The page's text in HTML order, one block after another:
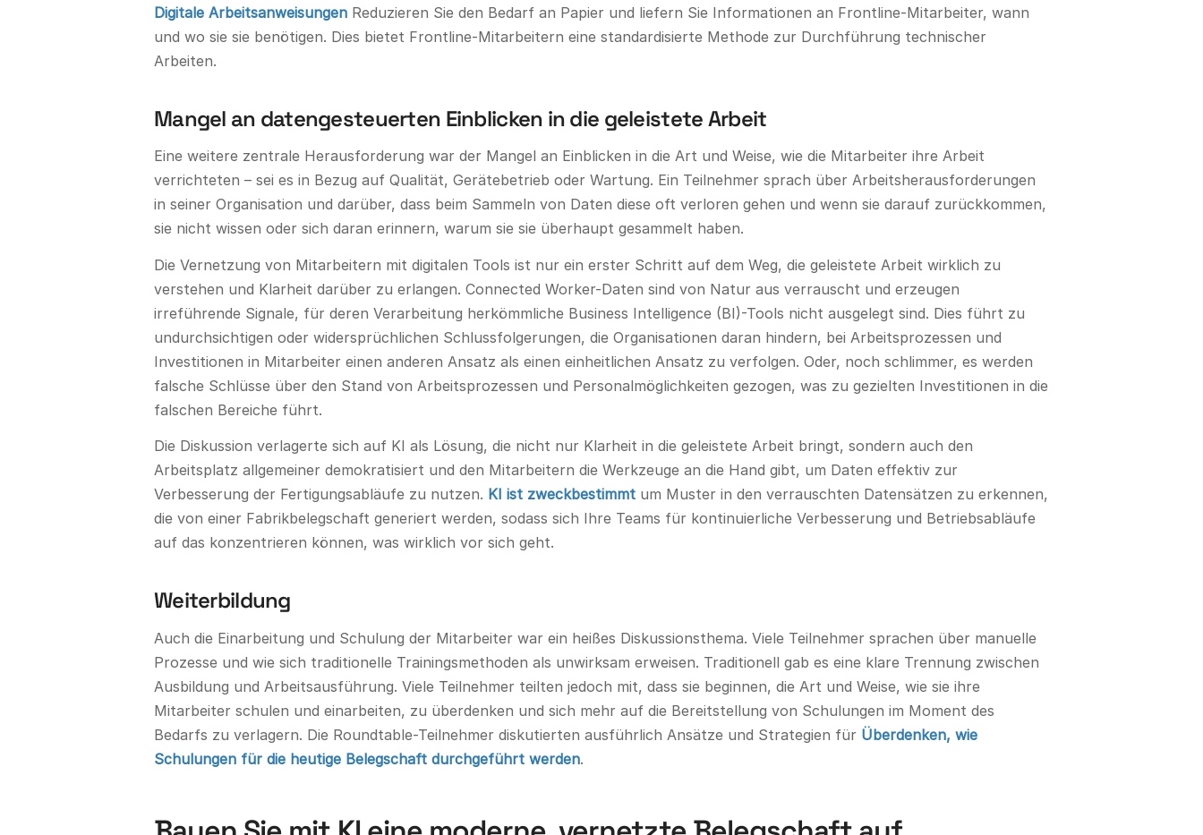
Digitale ArbeitsanweisungenReduzieren Sie den Bedarf an Papier und liefern Sie Informationen an Frontline-Mitarbeiter, wann
und wo sie sie benötigen. Dies bietet Frontline-Mitarbeitern eine standardisierte Methode zur Durchführung technischer
Arbeiten.
Mangel an datengesteuerten Einblicken in die geleistete Arbeit
Eine weitere zentrale Herausforderung war der Mangel an Einblicken in die Art und Weise, wie die Mitarbeiter ihre Arbeit
verrichteten – sei es in Bezug auf Qualität, Gerätebetrieb oder Wartung. Ein Teilnehmer sprach über Arbeitsherausforderungen
in seiner Organisation und darüber, dass beim Sammeln von Daten diese oft verloren gehen und wenn sie darauf zurückkommen,
sie nicht wissen oder sich daran erinnern, warum sie sie überhaupt gesammelt haben.
Die Vernetzung von Mitarbeitern mit digitalen Tools ist nur ein erster Schritt auf dem Weg, die geleistete Arbeit wirklich zu
verstehen und Klarheit darüber zu erlangen. Connected Worker-Daten sind von Natur aus verrauscht und erzeugen
irreführende Signale, für deren Verarbeitung herkömmliche Business Intelligence (BI)-Tools nicht ausgelegt sind. Dies führt zu
undurchsichtigen oder widersprüchlichen Schlussfolgerungen, die Organisationen daran hindern, bei Arbeitsprozessen und
Investitionen in Mitarbeiter einen anderen Ansatz als einen einheitlichen Ansatz zu verfolgen. Oder, noch schlimmer, es werden
falsche Schlüsse über den Stand von Arbeitsprozessen und Personalmöglichkeiten gezogen, was zu gezielten Investitionen in die
falschen Bereiche führt.
Die Diskussion verlagerte sich auf KI als Lösung, die nicht nur Klarheit in die geleistete Arbeit bringt, sondern auch den
Arbeitsplatz allgemeiner demokratisiert und den Mitarbeitern die Werkzeuge an die Hand gibt, um Daten effektiv zur
Verbesserung der Fertigungsabläufe zu nutzen. KI ist zweckbestimmtum Muster in den verrauschten Datensätzen zu erkennen,
die von einer Fabrikbelegschaft generiert werden, sodass sich Ihre Teams für kontinuierliche Verbesserung und Betriebsabläufe
auf das konzentrieren können, was wirklich vor sich geht.
Weiterbildung
Auch die Einarbeitung und Schulung der Mitarbeiter war ein heißes Diskussionsthema. Viele Teilnehmer sprachen über manuelle
Prozesse und wie sich traditionelle Trainingsmethoden als unwirksam erweisen. Traditionell gab es eine klare Trennung zwischen
Ausbildung und Arbeitsausführung. Viele Teilnehmer teilten jedoch mit, dass sie beginnen, die Art und Weise, wie sie ihre
Mitarbeiter schulen und einarbeiten, zu überdenken und sich mehr auf die Bereitstellung von Schulungen im Moment des
Bedarfs zu verlagern. Die Roundtable-Teilnehmer diskutierten ausführlich Ansätze und Strategien für Überdenken, wie
Schulungen für die heutige Belegschaft durchgeführt werden.